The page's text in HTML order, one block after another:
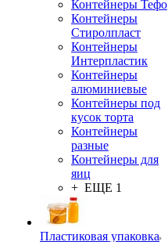
Контейнеры Тефо
Контейнеры
Стиролпласт
Контейнеры
Интерпластик
Контейнеры
алюминиевые
Контейнеры под
кусок торта
Контейнеры
разные
Контейнеры для
яиц
+ ЕЩЕ 1
Пластиковая упаковка